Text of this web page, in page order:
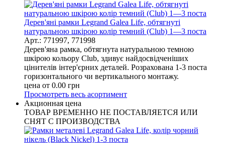
Дерев'яні рамки Legrand Galea Life, обтягнуті
натуральною шкірою колір темний (Club) 1—3 поста
Арт.: 771997, 771998
Дерев'яна рамка, обтягнута натуральною темною
шкірою кольору Club, здивує найдосвідченіших
цінителів інтер'єрних деталей. Розрахована 1-3 поста
горизонтального чи вертикального монтажу.
цена от 0.00 грн
Просмотреть весь асортимент
Акционная цена
ТОВАР ВРЕМЕННО НЕ ПОСТАВЛЯЕТСЯ ИЛИ
СНЯТ С ПРОИЗВОДСТВА